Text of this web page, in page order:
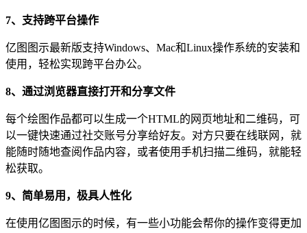
7、支持跨平台操作
亿图图示最新版支持Windows、Mac和Linux操作系统的安装和
使用，轻松实现跨平台办公。
8、通过浏览器直接打开和分享文件
每个绘图作品都可以生成一个HTML的网页地址和二维码，可
以一键快速通过社交账号分享给好友。对方只要在线联网，就
能随时随地查阅作品内容，或者使用手机扫描二维码，就能轻
松获取。
9、简单易用，极具人性化
在使用亿图图示的时候，有一些小功能会帮你的操作变得更加